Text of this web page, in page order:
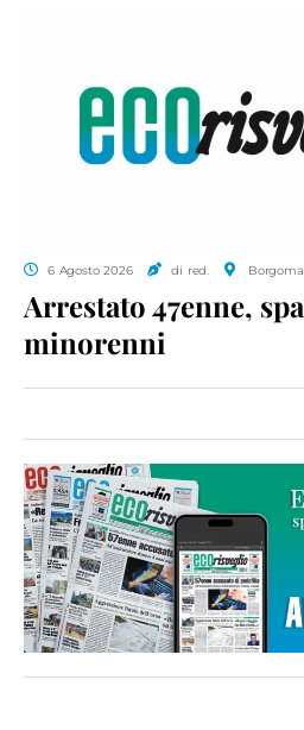
6 Agosto 2026 di red.
Arrestato 47enne,
minorenni